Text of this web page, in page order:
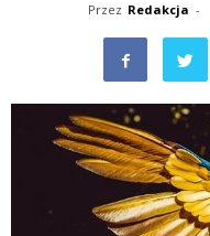
Przez Redakcja -